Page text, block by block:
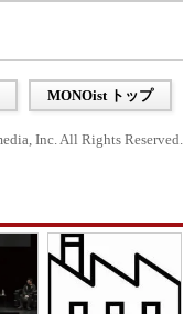
MONOist トップ
Inc. All Rights Reserved.